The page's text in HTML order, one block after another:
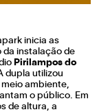
inicia as
da instalação de
Pirilampos do
dupla utilizou
ambiente,
o público. Em
de altura, a